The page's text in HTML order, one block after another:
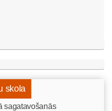
skola
sagatavošanās